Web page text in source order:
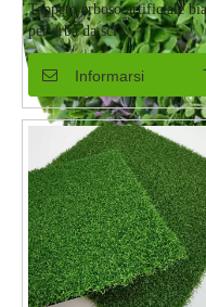
Tappeto erboso artificiale
per erba da sci
Informarsi